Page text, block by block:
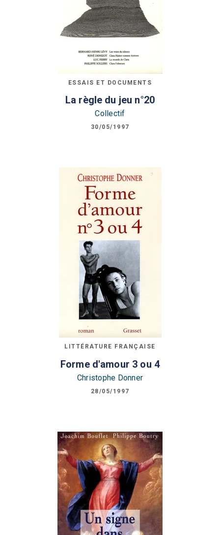
ESSAIS ET DOCUMENTS
La règle du jeu n°20
Collectif
30/05/1997
LITTÉRATURE FRANÇAISE
Forme d'amour 3 ou 4
Christophe Donner
28/05/1997